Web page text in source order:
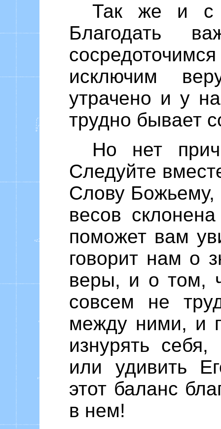
Так же и с
Благодать
исключим
утрачено и у
трудно бывает
Но нет
Следуйте
Слову Божьему,
весов
поможет вам
говорит нам о
веры, и о том,
совсем не
между ними, и
изнурять себя,
или удивить
этот баланс
в нем!